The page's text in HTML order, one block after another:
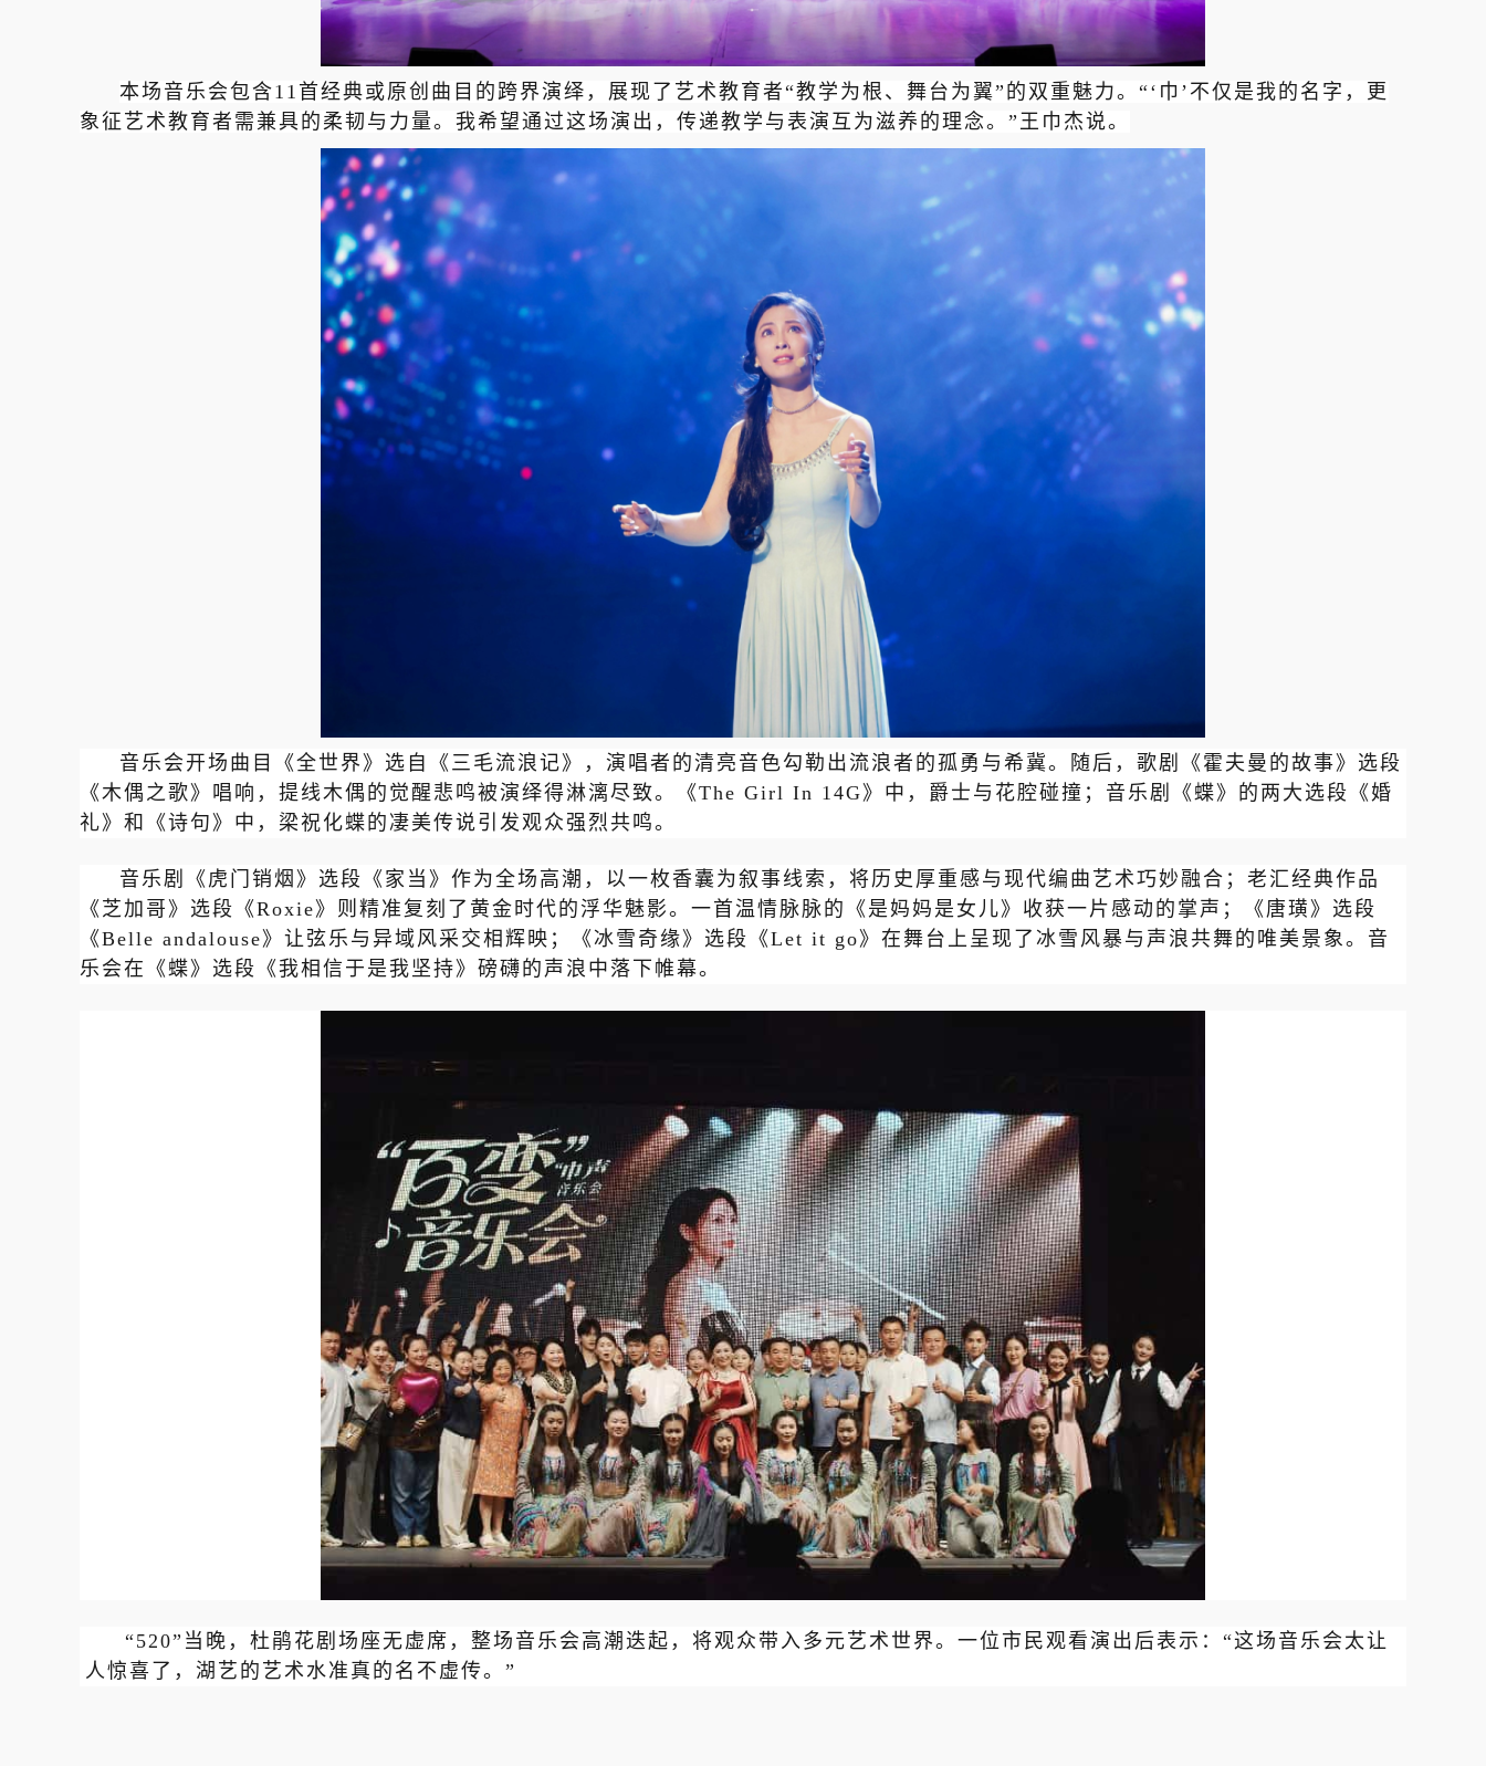
本场音乐会包含11首经典或原创曲目的跨界演绎，展现了艺术教育者“教学为根、舞台为翼”的双重魅力。“‘巾’不仅是我的名字，更
象征艺术教育者需兼具的柔韧与力量。我希望通过这场演出，传递教学与表演互为滋养的理念。”王巾杰说。
音乐会开场曲目《全世界》选自《三毛流浪记》，演唱者的清亮音色勾勒出流浪者的孤勇与希冀。随后，歌剧《霍夫曼的故事》选段
《木偶之歌》唱响，提线木偶的觉醒悲鸣被演绎得淋漓尽致。《The Girl In 14G》中，爵士与花腔碰撞；音乐剧《蝶》的两大选段《婚
礼》和《诗句》中，梁祝化蝶的凄美传说引发观众强烈共鸣。
音乐剧《虎门销烟》选段《家当》作为全场高潮，以一枚香囊为叙事线索，将历史厚重感与现代编曲艺术巧妙融合；老汇经典作品
《芝加哥》选段《Roxie》则精准复刻了黄金时代的浮华魅影。一首温情脉脉的《是妈妈是女儿》收获一片感动的掌声；
《唐璜》选段
《Belle andalouse》让弦乐与异域风采交相辉映；《冰雪奇缘》选段《Let it go》在舞台上呈现了冰雪风暴与声浪共舞的唯美景象。音
乐会在 《蝶》选段《我相信于是我坚持》磅礴的声浪中落下帷幕。
“520”当晚，杜鹃花剧场座无虚席，整场音乐会高潮迭起，将观众带入多元艺术世界。一位市民观看演出后表示：“这场音乐会太让
人惊喜了，湖艺的艺术水准真的名不虚传。”